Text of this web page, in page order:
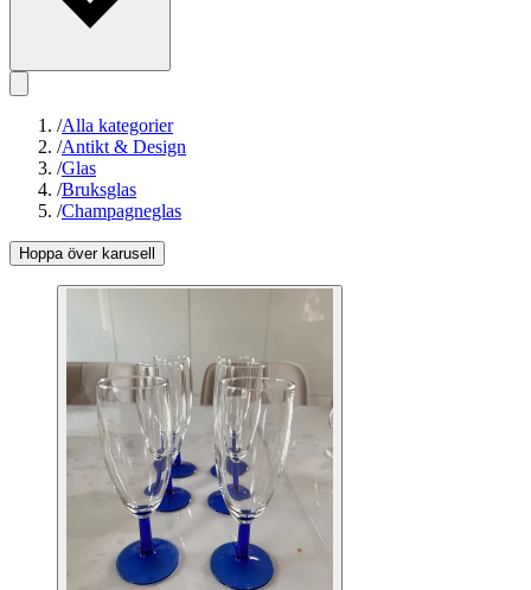
/Alla kategorier
/Antikt & Design
/Glas
/Bruksglas
/Champagneglas
Hoppa över karusell